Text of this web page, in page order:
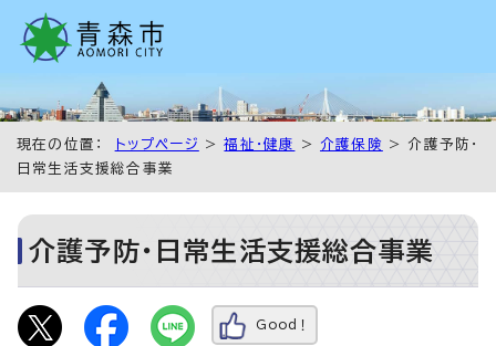
現在の位置： トップページ >福祉・健康 > 介護保険
> 介護予防・
日常生活支援総合事業
介護予防・日常生活支援総合事業
Good！